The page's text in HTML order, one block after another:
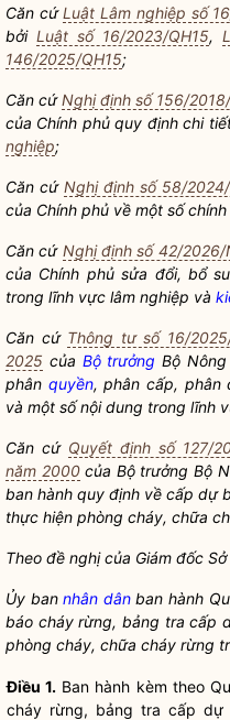
Căn cứLuật Lâm nghiệp số
bởi Luật số 16/2023/QH15,
146/2025/QH15;
Căn cứNghị định số 156/
của Chính phủ quy định chi
nghiệp;
Căn cứ Nghị định số 58/
của Chính phủ về một số
Căn cứ Nghị định số 42/2026/
của Chính phủ sửa đổi, bổ
trong lĩnh vực lâm nghiệp và
Căn cứ Thông tư số 16/
2025 của Bộ trưởng Bộ
phân quyền, phân cấp, phân
và một số nội dung trong lĩnh
Căn cứ Quyết định số 127/
năm 2000của Bộ trưởng Bộ
ban hành quy định về cấp dự
thực hiện phòng cháy, chữa
Theo đề nghị của Giám đốc
Ủy bannhân dânban hành
báo cháy rừng, bảng tra cấp
phòng cháy, chữa cháy rừng
Điều 1. Ban hành kèm theo
cháy rừng, bảng tra cấp